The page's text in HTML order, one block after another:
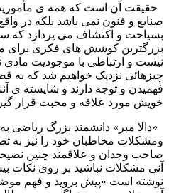
حقیقت آن است که همه ی
صنایع و فنون نمی باشد بلکه در
بسیاحت و اکتشاف می پردازد که
بزرگترین کوشش های فکری برای
نیست و ارتباطی با موجودیت مادی
چیزهائی نزدیک خواهیم شد که به
فهمیدن و توجه دارند و شایسته ی
خویش مورد علاقه و محبت قرار
«دالا مبر» دانشمند بزرگ
ومشکلات مخاطبان خود را نیز به
صاحب وجدان و علاقمند چنین
آنی مشکلات نباشید بر روی نکات
نوشته است «پیش بروید و فهم